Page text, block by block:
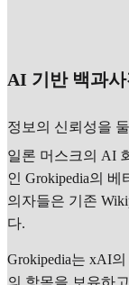
AI 기반 백과
정보의 신뢰성을
일론 머스크의 AI
인 Grokipedia의
의자들은 기존
다.
Grokipedia는 xAI
의 항목을 보유하